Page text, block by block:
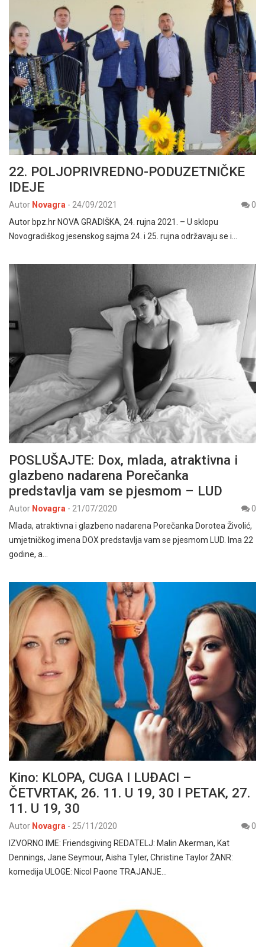
22. POLJOPRIVREDNO-PODUZETNIČKE
IDEJE
Autor Novagra - 24/09/2021
0
Autor bpz.hr NOVA GRADIŠKA, 24. rujna 2021. – U sklopu
Novogradiškog jesenskog sajma 24. i 25. rujna održavaju se i…
POSLUŠAJTE: Dox, mlada, atraktivna i
glazbeno nadarena Porečanka
predstavlja vam se pjesmom – LUD
Autor Novagra - 21/07/2020
0
Mlada, atraktivna i glazbeno nadarena Porečanka Dorotea Živolić,
umjetničkog imena DOX predstavlja vam se pjesmom LUD. Ima 22
godine, a…
Kino: KLOPA, CUGA I LUĐACI –
ČETVRTAK, 26. 11. U 19, 30 I PETAK, 27.
11. U 19, 30
Autor Novagra - 25/11/2020
0
IZVORNO IME: Friendsgiving REDATELJ: Malin Akerman, Kat
Dennings, Jane Seymour, Aisha Tyler, Christine Taylor ŽANR:
komedija ULOGE: Nicol Paone TRAJANJE…